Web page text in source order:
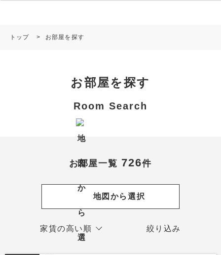
トップ > お部屋を探す
お部屋を探す
Room Search
お部屋一覧 726件
地図から選択
家賃の高い順 絞り込み